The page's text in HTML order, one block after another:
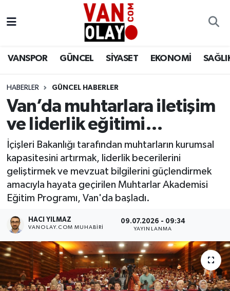
VANSPOR GÜNCEL SİYASET EKONOMİ
HABERLER GÜNCEL HABERLER
Van’da muhtarlara iletişim
ve liderlik eğitimi…
İçişleri Bakanlığı tarafından muhtarların kurumsal
kapasitesini artırmak, liderlik becerilerini
geliştirmek ve mevzuat bilgilerini güçlendirmek
amacıyla hayata geçirilen Muhtarlar Akademisi
Eğitim Programı, Van'da başladı.
HACI YILMAZ
VANOLAY.COM MUHABIRI
09.07.2026 - 09:34
YAYINLANMA
Siyaset
Ekonomi
Sağlık
Eğitim
Bilim & Teknoloji
Dünya
RESMİ İLANLAR
Van Nöbetçi Eczaneler
Van Namaz Vakitleri
Van Trafik Yoğunluk Haritası
Süper Lig Puan Durumu ve Fikstür
Tüm Manşetler
Son Dakika Haberleri
Haber Arşivi